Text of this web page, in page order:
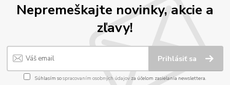
Nepremeškajte novinky, akcie a
zľavy!
Prihlásiť sa
Súhlasím sospracovaním osobných údajov za účelom zasielania newslettera.